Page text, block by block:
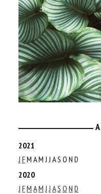
2021
J FM AM J J AS O N D
2020
J FM AM J J AS O N D